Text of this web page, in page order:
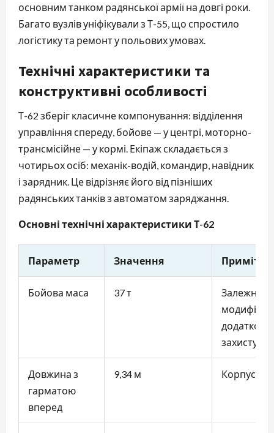
основним танком радянської армії на довгі роки.
Багато вузлів уніфікували з Т-55, що спростило
логістику та ремонт у польових умовах.
Технічні характеристики та
конструктивні особливості
Т-62 зберіг класичне компонування: відділення
управління спереду, бойове — у центрі, моторно-
трансмісійне — у кормі. Екіпаж складається з
чотирьох осіб: механік-водій, командир, навідник
і зарядник. Це відрізняє його від пізніших
радянських танків з автоматом заряджання.
Основні технічні характеристики Т-62
Параметр Значення Примітка
Бойова маса 37 т
Залежно
захисту
Довжина з
гарматою
вперед
9,34 м Корпус —